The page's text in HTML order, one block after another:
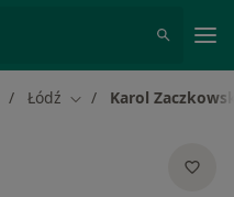
Łódź Zmień miasto
Karol